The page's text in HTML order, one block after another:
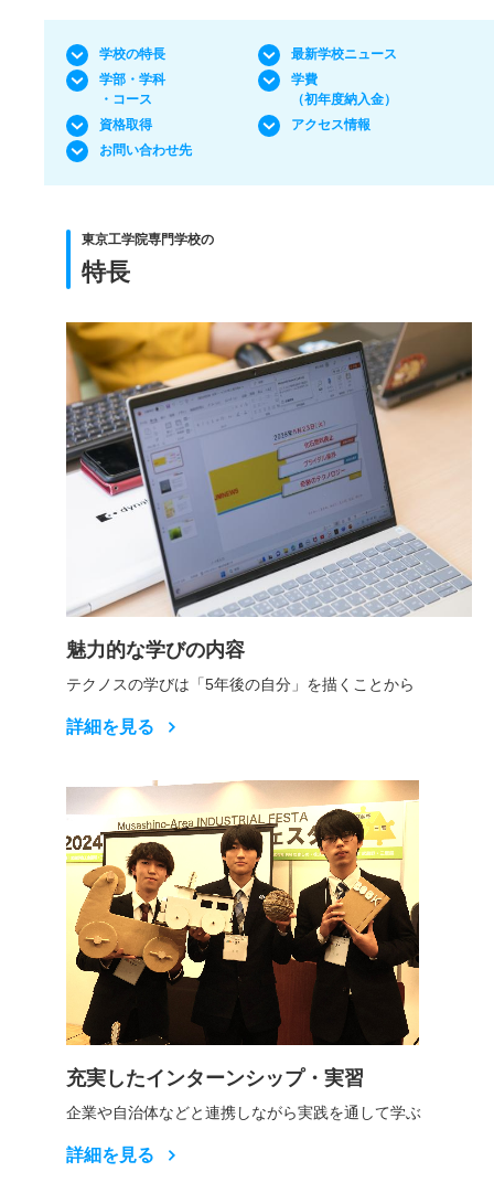
学校の特長
最新学校ニュース
学部・学科
・コース
学費
（初年度納入金）
資格取得
アクセス情報
お問い合わせ先
東京工学院専門学校の
特長
魅力的な学びの内容
テクノスの学びは「5年後の自分」を描くことから
詳細を見る
充実したインターンシップ・実習
企業や自治体などと連携しながら実践を通して学ぶ
詳細を見る